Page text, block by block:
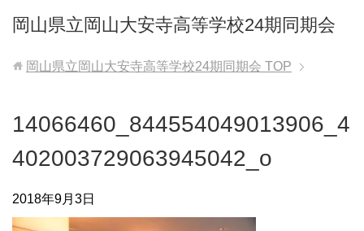
岡山県立岡山大安寺高等学校24期同期会
岡山県立岡山大安寺高等学校24期同期会 TOP
14066460_844554049013906_4
402003729063945042_o
2018年9月3日